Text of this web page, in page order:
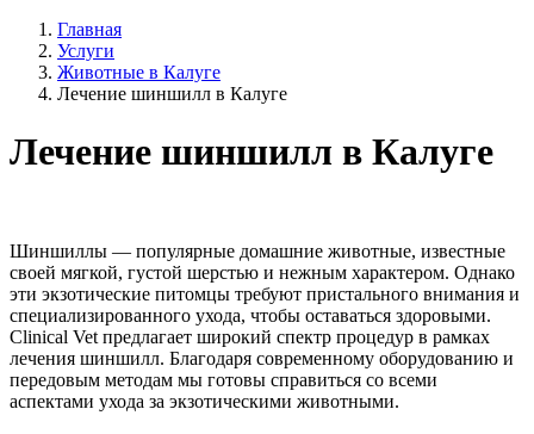
Главная
Услуги
Животные в Калуге
Лечение шиншилл в Калуге
Лечение шиншилл в Калуге
Шиншиллы — популярные домашние животные, известные
своей мягкой, густой шерстью и нежным характером. Однако
эти экзотические питомцы требуют пристального внимания и
специализированного ухода, чтобы оставаться здоровыми.
Clinical Vet предлагает широкий спектр процедур в рамках
лечения шиншилл. Благодаря современному оборудованию и
передовым методам мы готовы справиться со всеми
аспектами ухода за экзотическими животными.